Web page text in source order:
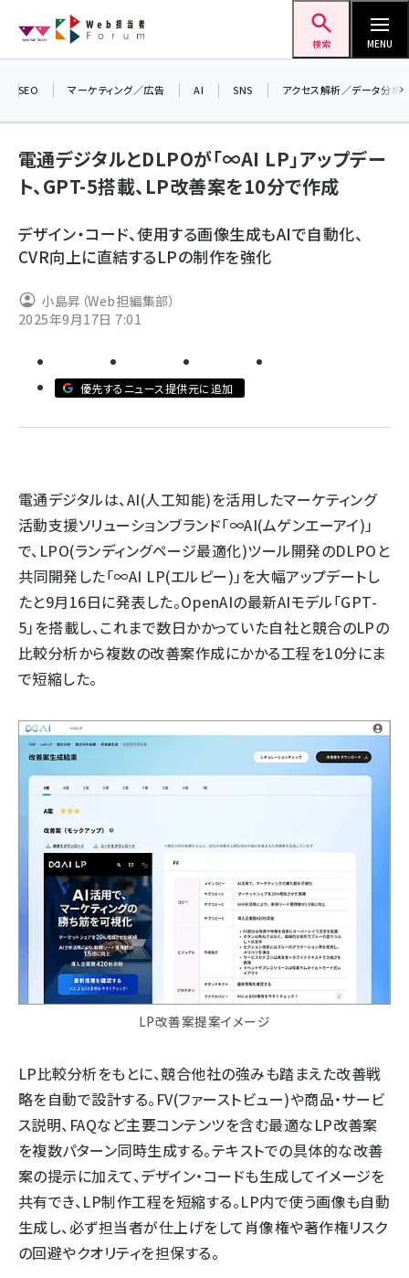
ン
検索 MENU
ai (2814)
note (2317)
z世代 (1623)
SEO マーケティング／広告 AI SNS アクセス解析／データ分析
電通デジタルとDLPOが「∞AI LP」アップデー
ト、GPT-5搭載、LP改善案を10分で作成
デザイン・コード、使用する画像生成もAIで自動化、
CVR向上に直結するLPの制作を強化
小島昇（Web担編集部）
2025年9月17日 7:01
優先するニュース提供元に追加
電通デジタルは、AI(人工知能)を活用したマーケティング
活動支援ソリューションブランド「∞AI(ムゲンエーアイ)」
で、LPO(ランディングページ最適化)ツール開発のDLPOと
共同開発した「∞AI LP(エルピー)」を大幅アップデートし
たと9月16日に発表した。OpenAIの最新AIモデル「GPT-
5」を搭載し、これまで数日かかっていた自社と競合のLPの
比較分析から複数の改善案作成にかかる工程を10分にま
で短縮した。
LP改善案提案イメージ
LP比較分析をもとに、競合他社の強みも踏まえた改善戦
略を自動で設計する。FV(ファーストビュー)や商品・サービ
ス説明、FAQなど主要コンテンツを含む最適なLP改善案
を複数パターン同時生成する。テキストでの具体的な改善
案の提示に加えて、デザイン・コードも生成してイメージを
共有でき、LP制作工程を短縮する。LP内で使う画像も自動
生成し、必ず担当者が仕上げをして肖像権や著作権リスク
の回避やクオリティを担保する。
生成
るセ